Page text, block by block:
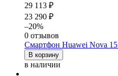
29 113 ₽
23 290 ₽
–20%
0 отзывов
Смартфон Huawei Nova
В корзину
в наличии